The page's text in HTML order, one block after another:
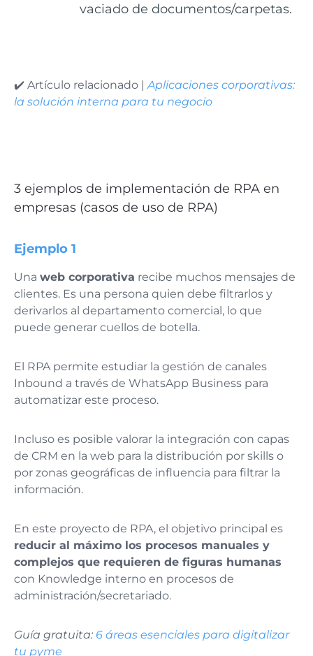
vaciado de documentos/carpetas.
✔️ Artículo relacionado |Aplicaciones corporativas:
la solución interna para tu negocio
3 ejemplos de implementación de RPA en
empresas (casos de uso de RPA)
Ejemplo 1
Una web corporativa recibe muchos mensajes de
clientes. Es una persona quien debe filtrarlos y
derivarlos al departamento comercial, lo que
puede generar cuellos de botella.
El RPA permite estudiar la gestión de canales
Inbound a través de WhatsApp Business para
automatizar este proceso.
Incluso es posible valorar la integración con capas
de CRM en la web para la distribución por skills o
por zonas geográficas de influencia para filtrar la
información.
En este proyecto de RPA, el objetivo principal es
reducir al máximo los procesos manuales y
complejos que requieren de figuras humanas
con Knowledge interno en procesos de
administración/secretariado.
Guía gratuita: 6 áreas esenciales para digitalizar
tu pyme